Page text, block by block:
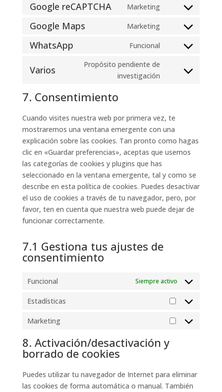
google-
Google reCAPTCHA Marketing
Consent
google-
Google Maps Marketing
Consent
WhatsApp Funcional
Consent
service
Varios
Propósito pendiente de
investigación
Consent
7. Consentimiento
Cuando visites nuestra web por primera vez, te
mostraremos una ventana emergente con una
explicación sobre las cookies. Tan pronto como hagas
clic en «Guardar preferencias», aceptas que usemos
las categorías de cookies y plugins que has
seleccionado en la ventana emergente, tal y como se
describe en esta política de cookies. Puedes desactivar
el uso de cookies a través de tu navegador, pero, por
favor, ten en cuenta que nuestra web puede dejar de
funcionar correctamente.
7.1 Gestiona tus ajustes de
consentimiento
Funcional Siempre activo
Estadísticas
Estadísticas
Marketing
Marketing
8. Activación/desactivación y
borrado de cookies
Puedes utilizar tu navegador de Internet para eliminar
las cookies de forma automática o manual. También